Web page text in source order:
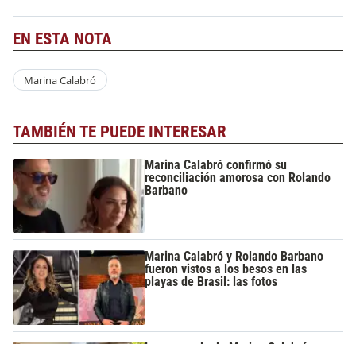
EN ESTA NOTA
Marina Calabró
TAMBIÉN TE PUEDE INTERESAR
Marina Calabró confirmó su
reconciliación amorosa con Rolando
Barbano
Marina Calabró y Rolando Barbano
fueron vistos a los besos en las
playas de Brasil: las fotos